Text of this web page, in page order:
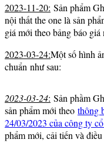
2023-11-20: Sản phẩm
nội thất the one là sản
giá mới theo bảng báo
2023-03-24:Một số hình
chuẩn như sau:
2023-03-24: Sản phầm
sản phẩm mới theo thông
24/03/2023 của công ty
phẩm mới, cải tiến và